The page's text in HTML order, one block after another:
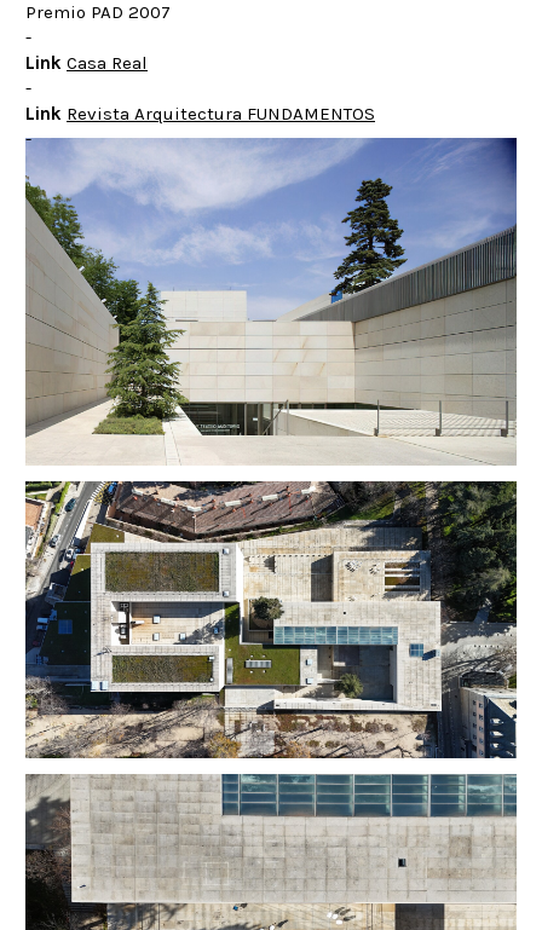
Premio PAD 2007
-
Link Casa Real
-
Link Revista Arquitectura FUNDAMENTOS
-